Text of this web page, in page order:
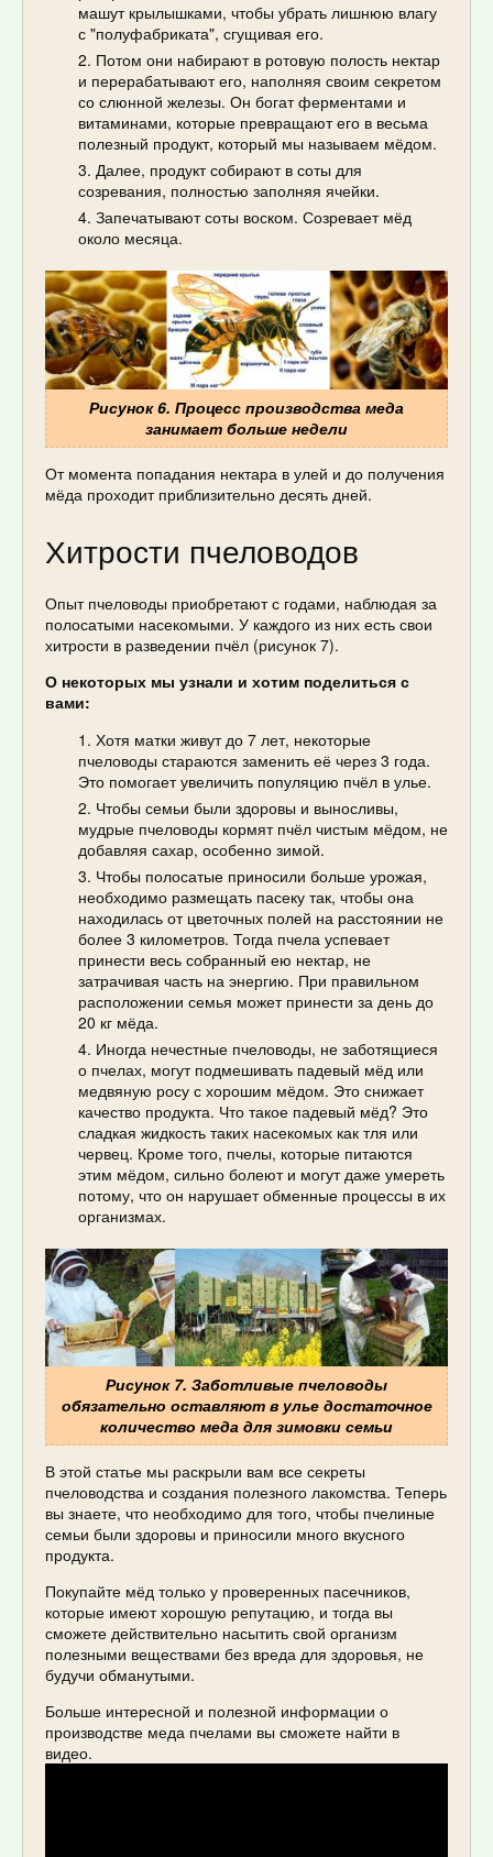
машут крылышками, чтобы убрать лишнюю влагу
с "полуфабриката", сгущивая его.
Потом они набирают в ротовую полость нектар
и перерабатывают его, наполняя своим секретом
со слюнной железы. Он богат ферментами и
витаминами, которые превращают его в весьма
полезный продукт, который мы называем мёдом.
Далее, продукт собирают в соты для
созревания, полностью заполняя ячейки.
Запечатывают соты воском. Созревает мёд
около месяца.
Рисунок 6. Процесс производства меда
занимает больше недели
От момента попадания нектара в улей и до получения
мёда проходит приблизительно десять дней.
Хитрости пчеловодов
Опыт пчеловоды приобретают с годами, наблюдая за
полосатыми насекомыми. У каждого из них есть свои
хитрости в разведении пчёл (рисунок 7).
О некоторых мы узнали и хотим поделиться с
вами:
Хотя матки живут до 7 лет, некоторые
пчеловоды стараются заменить её через 3 года.
Это помогает увеличить популяцию пчёл в улье.
Чтобы семьи были здоровы и выносливы,
мудрые пчеловоды кормят пчёл чистым мёдом, не
добавляя сахар, особенно зимой.
Чтобы полосатые приносили больше урожая,
необходимо размещать пасеку так, чтобы она
находилась от цветочных полей на расстоянии не
более 3 километров. Тогда пчела успевает
принести весь собранный ею нектар, не
затрачивая часть на энергию. При правильном
расположении семья может принести за день до
20 кг мёда.
Иногда нечестные пчеловоды, не заботящиеся
о пчелах, могут подмешивать падевый мёд или
медвяную росу с хорошим мёдом. Это снижает
качество продукта. Что такое падевый мёд? Это
сладкая жидкость таких насекомых как тля или
червец. Кроме того, пчелы, которые питаются
этим мёдом, сильно болеют и могут даже умереть
потому, что он нарушает обменные процессы в их
организмах.
Рисунок 7. Заботливые пчеловоды
обязательно оставляют в улье достаточное
количество меда для зимовки семьи
В этой статье мы раскрыли вам все секреты
пчеловодства и создания полезного лакомства. Теперь
вы знаете, что необходимо для того, чтобы пчелиные
семьи были здоровы и приносили много вкусного
продукта.
Покупайте мёд только у проверенных пасечников,
которые имеют хорошую репутацию, и тогда вы
сможете действительно насытить свой организм
полезными веществами без вреда для здоровья, не
будучи обманутыми.
Больше интересной и полезной информации о
производстве меда пчелами вы сможете найти в
видео.